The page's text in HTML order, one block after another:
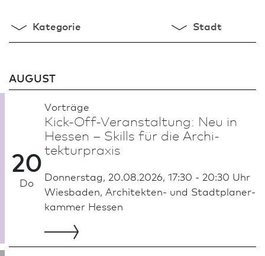
Kategorie Stadt
AUGUST
20
Do
Vorträge
Kick-Off-Veranstaltung: Neu in
Hessen – Skills für die Archi­
tekturpraxis
Donnerstag, 20.08.2026, 17:30 - 20:30 Uhr
Wies­ba­den, Architekten- und Stadt­planer­
kammer Hessen